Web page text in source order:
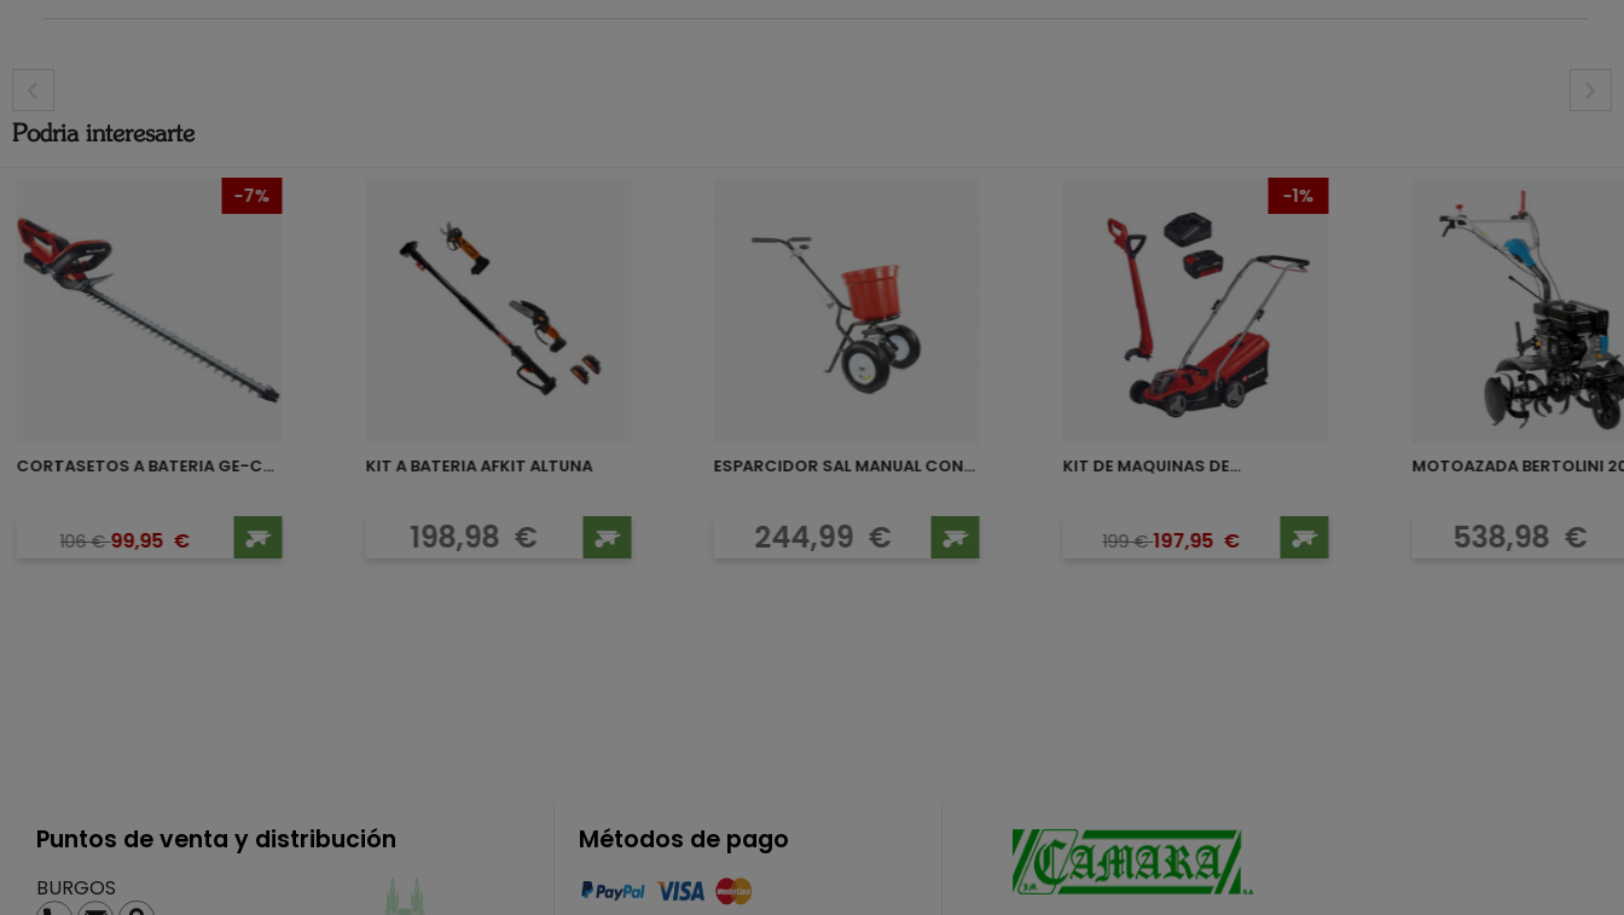
Podria interesarte
CORTASETOS A BATERIA GE-CH...
Precio base
106€Precio
99,95 €
-7%
KIT A BATERIA AFKIT ALTUNA
Precio
198,98 €
ESPARCIDOR SAL MANUAL CON...
Precio
244,99 €
KIT DE MAQUINAS DE...
Precio base
199€Precio
197,95 €
-1%
MOTOAZADA BERTOLINI
Precio
538,98 €
Puntos de venta y distribución
BURGOS
Métodos de pago